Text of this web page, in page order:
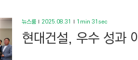
뉴스룸 2025.08.31 1min 31sec
현대건설, 우수 성과